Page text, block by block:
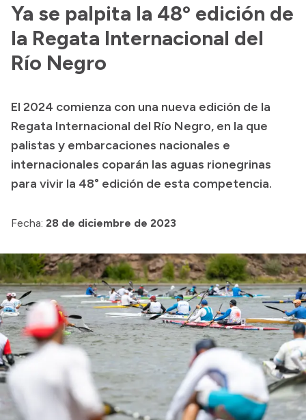
Archivo de noticias
Transparencia
Boletín Oficial
Compras y licitaciones
Consulta de expedientes
Consulta de pago a proveedores
Intranet
Login
Ya se palpita la 48º edición de
la Regata Internacional del
Río Negro
El 2024 comienza con una nueva edición de la
Regata Internacional del Río Negro, en la que
palistas y embarcaciones nacionales e
internacionales coparán las aguas rionegrinas
para vivir la 48° edición de esta competencia.
Fecha: 28 de diciembre de 2023